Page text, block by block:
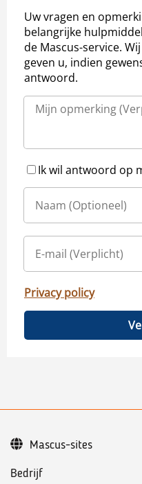
Uw vragen en
belangrijke
de Mascus-service.
geven u, indien
antwoord.
Ik wil antwoord op
Privacy policy
Bedrijf
Mascus-sites